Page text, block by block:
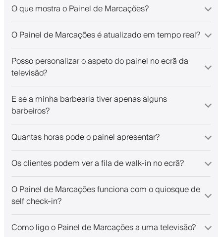
O que mostra o Painel de Marcações?
O Painel de Marcações é atualizado em tempo real?
Posso personalizar o aspeto do painel no ecrã da
televisão?
E se a minha barbearia tiver apenas alguns
barbeiros?
Quantas horas pode o painel apresentar?
Os clientes podem ver a fila de walk-in no ecrã?
O Painel de Marcações funciona com o quiosque de
self check-in?
Como ligo o Painel de Marcações a uma televisão?